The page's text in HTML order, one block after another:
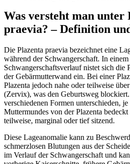
Was versteht man unter
praevia? – Definition
Die Plazenta praevia bezeichnet eine
während der Schwangerschaft. In
Schwangerschaftsverlauf nistet sich die
der Gebärmutterwand ein. Bei einer
Plazenta jedoch nahe oder teilweise
(Zervix), was den Geburtsweg
verschiedenen Formen unterschieden,
Muttermundes von der Plazenta
teilweise, marginal oder tief sitzend.
Diese Lageanomalie kann zu
schmerzlosen Blutungen aus der
im Verlauf der Schwangerschaft und